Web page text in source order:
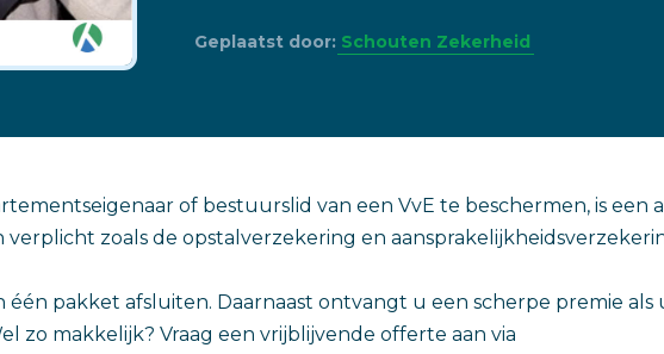
Geplaatst door: Schouten Zekerheid
of bestuurslid van een VvE te beschermen, is een
zoals de opstalverzekering en
één pakket afsluiten. Daarnaast ontvangt u een scherpe premie als
zo makkelijk? Vraag een vrijblijvende offerte aan via